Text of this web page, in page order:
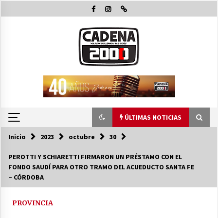
al
ÚLTIMAS NOTICIAS
ÚLTIMAS NOTICIAS
Pullaro y Michlig recorrieron y habiltaron
inauguraron 24 viviendas en Suardi
Inicio 2023 octubre 30
PEROTTI Y SCHIARETTI FIRMARON UN PRÉSTAMO CON EL
FONDO SAUDÍ PARA OTRO TRAMO DEL ACUEDUCTO SANTA FE
– CÓRDOBA
PROVINCIA